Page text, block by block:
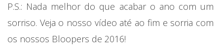
P.S.: Nada melhor do que acabar o ano com um
sorriso. Veja o nosso vídeo até ao fim e sorria com
os nossos Bloopers de 2016!